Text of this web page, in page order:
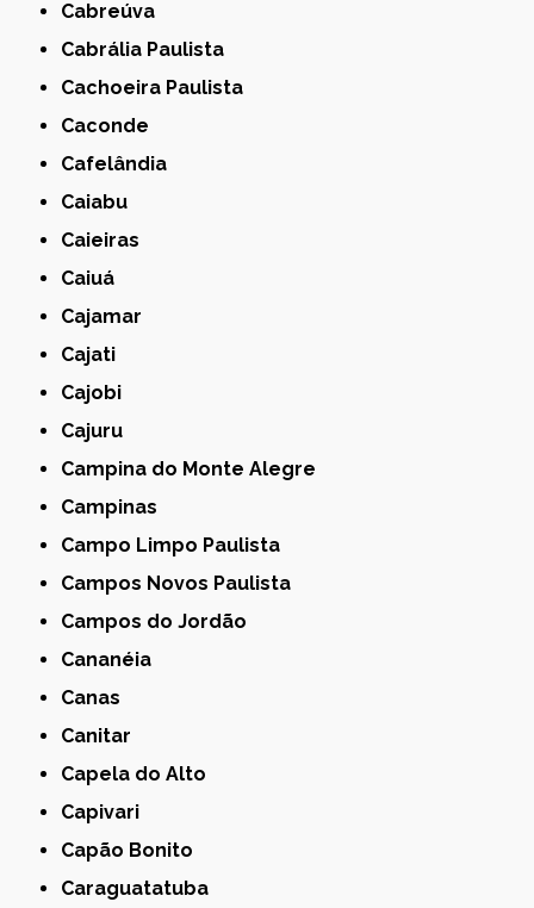
Cabreúva
Cabrália Paulista
Cachoeira Paulista
Caconde
Cafelândia
Caiabu
Caieiras
Caiuá
Cajamar
Cajati
Cajobi
Cajuru
Campina do Monte Alegre
Campinas
Campo Limpo Paulista
Campos Novos Paulista
Campos do Jordão
Cananéia
Canas
Canitar
Capela do Alto
Capivari
Capão Bonito
Caraguatatuba